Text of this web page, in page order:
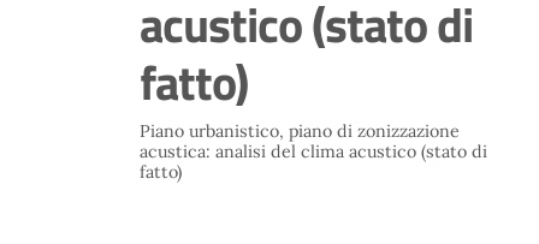
acustico (stato di
fatto)
Piano urbanistico, piano di zonizzazione
acustica: analisi del clima acustico (stato di
fatto)